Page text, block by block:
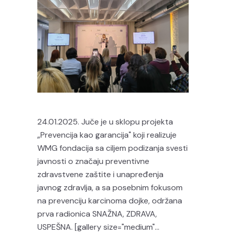
24.01.2025. Juče je u sklopu projekta
„Prevencija kao garancija" koji realizuje
WMG fondacija sa ciljem podizanja svesti
javnosti o značaju preventivne
zdravstvene zaštite i unapređenja
javnog zdravlja, a sa posebnim fokusom
na prevenciju karcinoma dojke, održana
prva radionica SNAŽNA, ZDRAVA,
USPEŠNA. [gallery size="medium"...